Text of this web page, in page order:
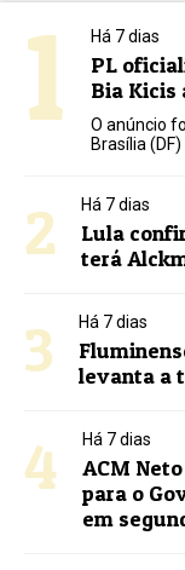
1 Há 7 dias
PL
Bia Kicis
O anúncio
Brasília (DF)
2 Há 7 dias
Lula
terá
3 Há 7 dias
levanta a
4 Há 7 dias
ACM
para o
em